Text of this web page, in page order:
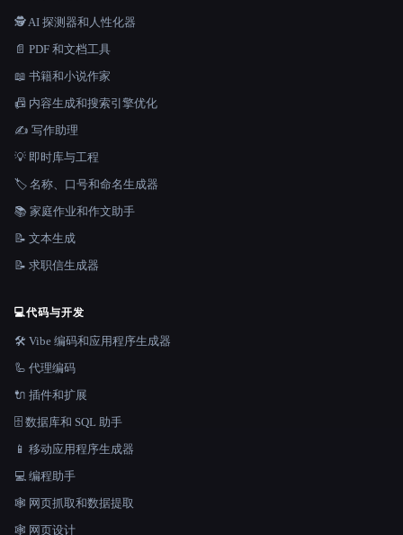
🕵️ AI 探测器和人性化器
📄 PDF 和文档工具
📖 书籍和小说作家
📠 内容生成和搜索引擎优化
✍️ 写作助理
💡 即时库与工程
🏷️ 名称、口号和命名生成器
📚 家庭作业和作文助手
📝 文本生成
📝 求职信生成器
💻代码与开发
🛠️ Vibe 编码和应用程序生成器
🦾 代理编码
🔌 插件和扩展
🗄️ 数据库和 SQL 助手
📱 移动应用程序生成器
💻 编程助手
🕸️ 网页抓取和数据提取
🕸 网页设计